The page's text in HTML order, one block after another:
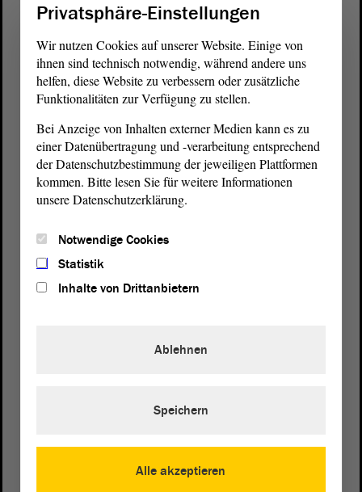
Landtagvon Sachsen-Anhalt
Domplatz 6–9
39104 Magdeburg
0391 / 560 - 0
Presse- und Öffentlichkeitsarbeit
Privatsphäre-Einstellungen
Wir nutzen Cookies auf unserer Website. Einige von
ihnen sind technisch notwendig, während andere uns
helfen, diese Website zu verbessern oder zusätzliche
Funktionalitäten zur Verfügung zu stellen.
Bei Anzeige von Inhalten externer Medien kann es zu
einer Datenübertragung und -verarbeitung entsprechend
der Datenschutzbestimmung der jeweiligen Plattformen
kommen. Bitte lesen Sie für weitere Informationen
unsere Datenschutzerklärung.
Notwendige Cookies
Statistik
Inhalte von Drittanbietern
Alle akzeptieren
Ablehnen
Speichern